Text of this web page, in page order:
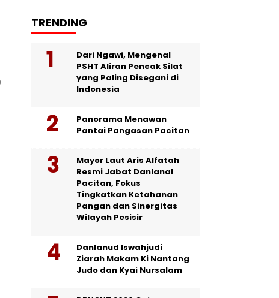
TRENDING
Dari Ngawi, Mengenal
PSHT Aliran Pencak Silat
yang Paling Disegani di
Indonesia
Panorama Menawan
Pantai Pangasan Pacitan
Mayor Laut Aris Alfatah
Resmi Jabat Danlanal
Pacitan, Fokus
Tingkatkan Ketahanan
Pangan dan Sinergitas
Wilayah Pesisir
Danlanud Iswahjudi
Ziarah Makam Ki Nantang
Judo dan Kyai Nursalam